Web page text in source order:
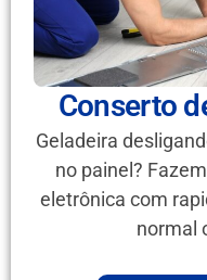
Conserto
Geladeira
no painel?
eletrônica com
normal